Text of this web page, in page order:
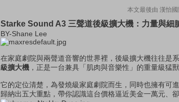
本文最後由 漢怡
Starke Sound A3 三聲道後級擴大機：力量與細
BY-Shane Lee
在家庭劇院與兩聲道音響的世界裡，後級擴大機往往
級擴大機 ，正是一台兼具「肌肉與音樂性」的重量級猛獸
它的定位清楚，為發燒級家庭劇院而生，同時也擁有可
歸納出五大重點，帶你認識這台價格逼近美金一萬元、